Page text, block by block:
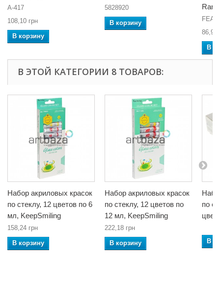
A-417
108,10 грн
В корзину
5828920
В корзину
FEA
86,94
В
В ЭТОЙ КАТЕГОРИИ 8 ТОВАРОВ:
Набор акриловых красок
по стеклу, 12 цветов по 6
мл, KeepSmiling
158,24 грн
В корзину
Набор акриловых красок
по стеклу, 12 цветов по
12 мл, KeepSmiling
222,18 грн
В корзину
по
В